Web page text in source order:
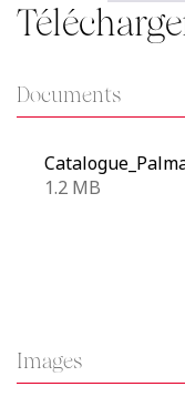
Documents
1.2 MB
Images